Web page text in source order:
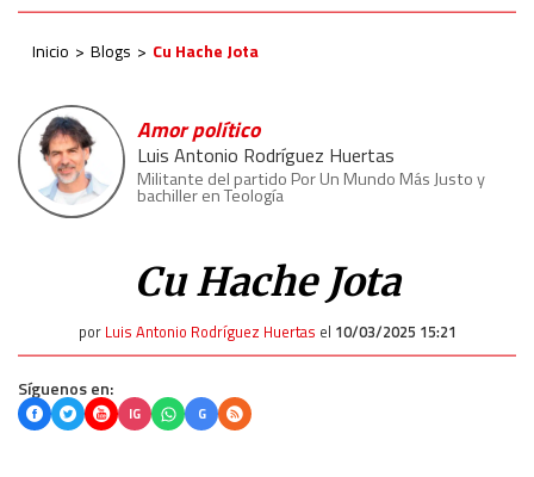
Inicio Blogs Cu Hache Jota
Amor político
Luis Antonio Rodríguez Huertas
Militante del partido Por Un Mundo Más Justo y
bachiller en Teología
Cu Hache Jota
por Luis Antonio Rodríguez Huertas el 10/03/2025 15:21
Síguenos en:
IG G